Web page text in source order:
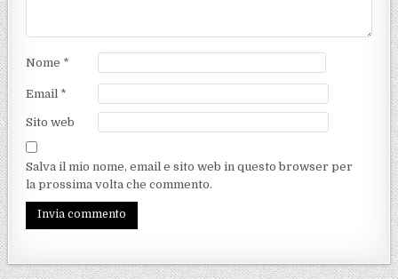
Nome *
Email *
Sito web
Salva il mio nome, email e sito web in questo browser per
la prossima volta che commento.